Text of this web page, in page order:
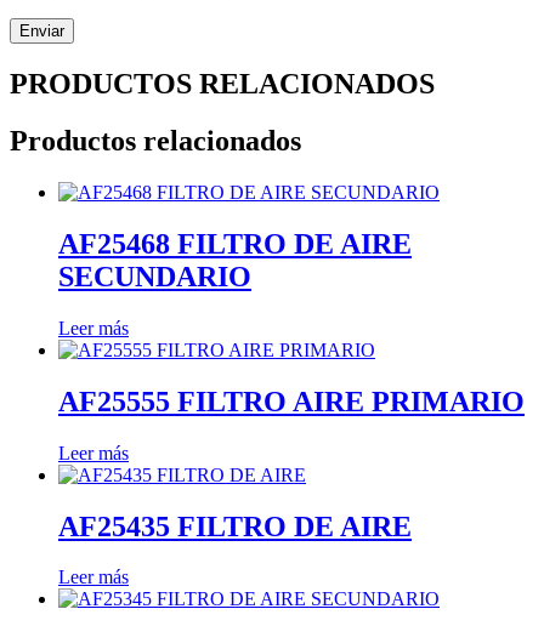
PRODUCTOS RELACIONADOS
Productos relacionados
AF25468 FILTRO DE AIRE
SECUNDARIO
Leer más
AF25555 FILTRO AIRE PRIMARIO
Leer más
AF25435 FILTRO DE AIRE
Leer más